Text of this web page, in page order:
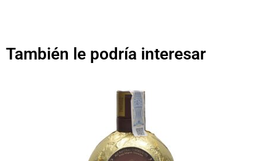
También le podría interesar